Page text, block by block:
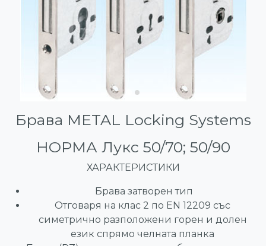
Брава METAL Locking Systems
НОРМА Лукс 50/70; 50/90
ХАРАКТЕРИСТИКИ
Брава затворен тип
Отговаря на клас 2 по EN 12209 със
симетрично разположени горен и долен
език спрямо челната планка